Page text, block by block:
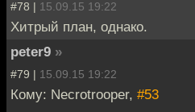
#78 | 15.09.15 19:22
Хитрый план, однако.
peter9 »
#79 | 15.09.15 19:22
Кому: Necrotrooper, #53